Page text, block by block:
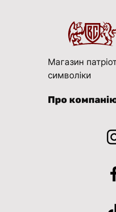
Магазин
символіки
Про